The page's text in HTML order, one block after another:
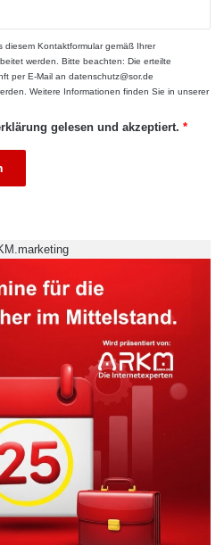
Das Speed-
Eisbrecher, um die
erleichtern.
ihr mit dem Speed
und persönlichen
In diesem Gespräch
es weniger darum, harte
oder
zu vermitteln.
mit Erzählungen aus
den Schüler_innen das
Hochschule näher
Vorurteile abbauen.
uns begegnen, sind
diesem Kontaktformular gemäß Ihrer
werden. Bitte beachten: Die erteilte
per E-Mail an datenschutz@sor.de
Weitere Informationen finden Sie in unserer
gelesen und akzeptiert. *